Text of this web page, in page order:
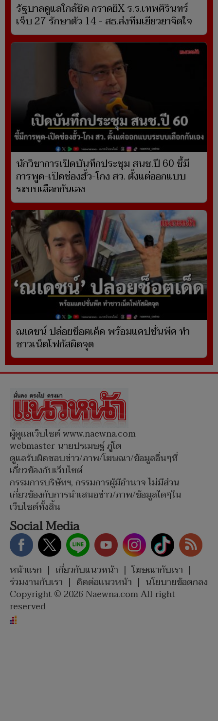
รัฐบาลดูแลใกล้ชิด กราดยิX ร.ร.เทพศิรินทร์
เจ็บ 27 รักษาตัว 14 - สธ.ส่งทีมเยียวยาจิตใจ
นักวิชาการเปิดบันทึกประชุม สนช.ปี 60 ชี้มี
การพูด-เปิดช่องฮั้ว-โกง สว. ตั้งแต่ออกแบบ
ระบบเลือกกันเอง
ณเดชน์ ปล่อยช็อตเด็ด พร้อมแคปชั่นพีค ทำ
ชาวเน็ตโฟกัสผิดจุด
ผู้ดูแลเว็บไซต์ www.naewna.com
webmaster นายปรเมษฐ์ ภู่โต
ดูแลรับผิดชอบข่าว/ภาพ/โฆษณา/ข้อมูลอื่นๆที่
เกี่ยวข้องกับเว็บไซต์
กรรมการบริษัทฯ, กรรมการผู้มีอำนาจ ไม่มีส่วน
เกี่ยวข้องกับการนำเสนอข่าว/ภาพ/ข้อมูลใดๆใน
เว็บไซต์ทั้งสิ้น
Social Media
หน้าแรก | เกี่ยวกับแนวหน้า | โฆษณากับเรา |
ร่วมงานกับเรา | ติดต่อแนวหน้า | นโยบายข้อตกลง
Copyright © 2026 Naewna.com All right
reserved